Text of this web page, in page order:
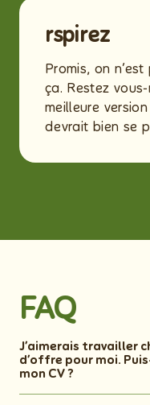
rspirez
Promis, on
ça. Restez
meilleure
devrait bien se
FAQ
J’aimerais travailler
d’offre pour moi.
mon CV ?